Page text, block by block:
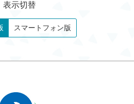
表示切替
スマートフォン版